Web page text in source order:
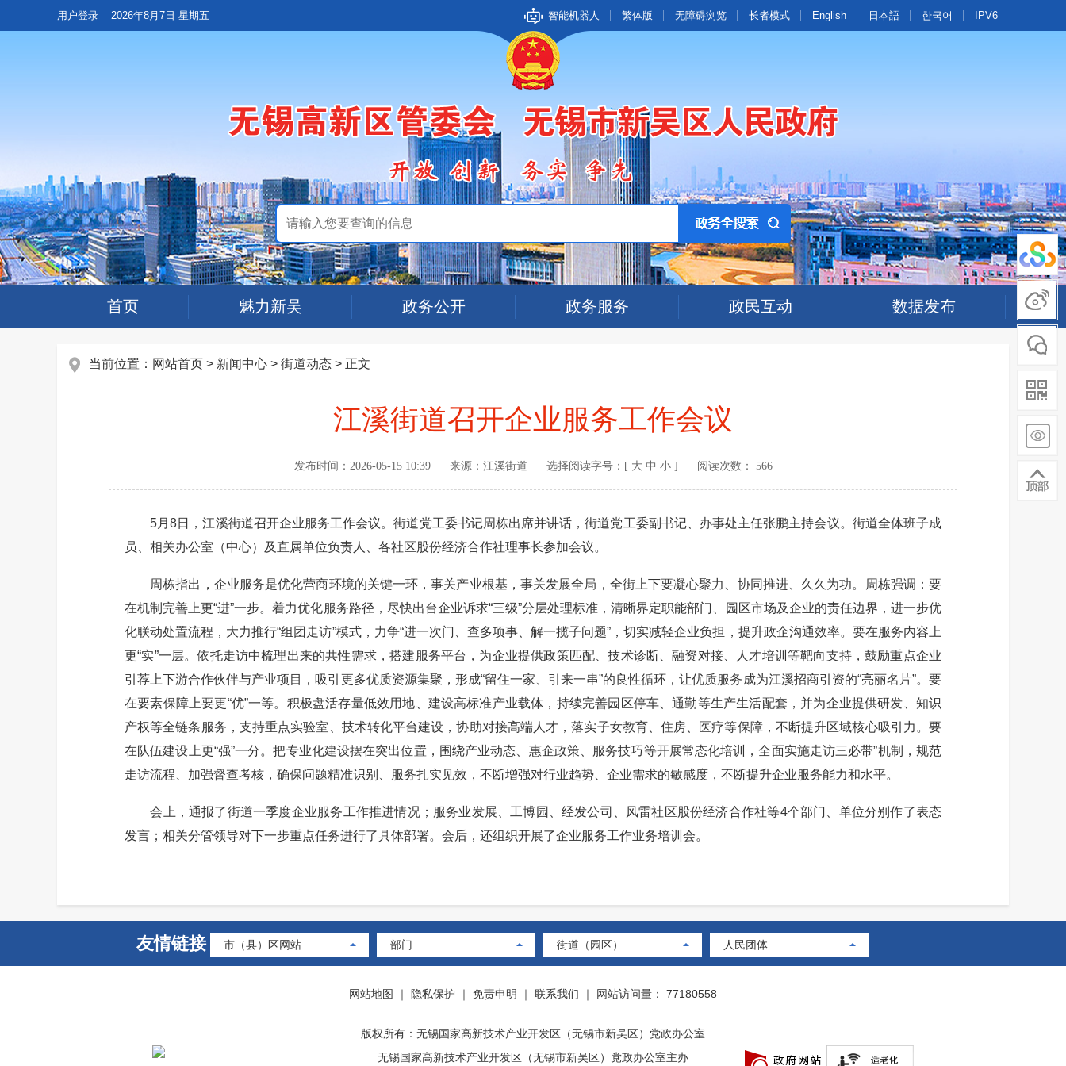
用户登录 2026年8月7日 星期五 智能机器人 繁体版 无障碍浏览 长者模式 English 日本語 한국어 IPV6
首页 魅力新吴 政务公开 政务服务 政民互动 数据发布
当前位置： 网站首页 > 新闻中心 > 街道动态 > 正文
江溪街道召开企业服务工作会议
发布时间： 2026-05-15 10:39 来源： 江溪街道 选择阅读字号：[ 大 中 小] 阅读次数： 566
5月8日，江溪街道召开企业服务工作会议。街道党工委书记周栋出席并讲话，街道党工委副书记、办事处主任张鹏主持会议。街道全体班子成
员、相关办公室（中心）及直属单位负责人、各社区股份经济合作社理事长参加会议。
周栋指出，企业服务是优化营商环境的关键一环，事关产业根基，事关发展全局，全街上下要凝心聚力、协同推进、久久为功。周栋强调：要
在机制完善上更“进”一步。着力优化服务路径，尽快出台企业诉求“三级”分层处理标准，清晰界定职能部门、园区市场及企业的责任边界，进一步优
化联动处置流程，大力推行“组团走访”模式，力争“进一次门、查多项事、解一揽子问题”，切实减轻企业负担，提升政企沟通效率。要在服务内容上
更“实”一层。依托走访中梳理出来的共性需求，搭建服务平台，为企业提供政策匹配、技术诊断、融资对接、人才培训等靶向支持，鼓励重点企业
引荐上下游合作伙伴与产业项目，吸引更多优质资源集聚，形成“留住一家、引来一串”的良性循环，让优质服务成为江溪招商引资的“亮丽名片”。要
在要素保障上要更“优”一等。积极盘活存量低效用地、建设高标准产业载体，持续完善园区停车、通勤等生产生活配套，并为企业提供研发、知识
产权等全链条服务，支持重点实验室、技术转化平台建设，协助对接高端人才，落实子女教育、住房、医疗等保障，不断提升区域核心吸引力。要
在队伍建设上更“强”一分。把专业化建设摆在突出位置，围绕产业动态、惠企政策、服务技巧等开展常态化培训，全面实施走访三必带”机制，规范
走访流程、加强督查考核，确保问题精准识别、服务扎实见效，不断增强对行业趋势、企业需求的敏感度，不断提升企业服务能力和水平。
会上，通报了街道一季度企业服务工作推进情况；服务业发展、工博园、经发公司、风雷社区股份经济合作社等4个部门、单位分别作了表态
发言；相关分管领导对下一步重点任务进行了具体部署。会后，还组织开展了企业服务工作业务培训会。
友情链接 市（县）区网站 部门 街道（园区） 人民团体
网站地图 ｜ 隐私保护 ｜ 免责申明 ｜ 联系我们 ｜ 网站访问量： 77180558
版权所有：无锡国家高新技术产业开发区（无锡市新吴区）党政办公室
无锡国家高新技术产业开发区（无锡市新吴区）党政办公室主办